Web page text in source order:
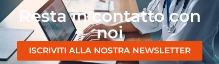
Resta in contatto con
noi
ISCRIVITI ALLA NOSTRA NEWSLETTER